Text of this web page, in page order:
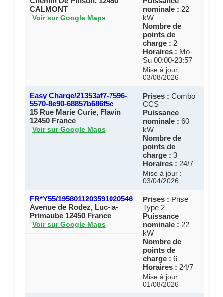
CALMONT
Voir sur Google Maps
nominale : 22
kW
Nombre de
points de
charge : 2
Horaires : Mo-
Su 00:00-23:57
Mise à jour :
03/08/2026
Easy Charge/21353af7-7596-
5570-8e90-68857b686f5c
15 Rue Marie Curie, Flavin
12450 France
Voir sur Google Maps
Prises : Combo
CCS
Puissance
nominale : 60
kW
Nombre de
points de
charge : 3
Horaires : 24/7
Mise à jour :
03/04/2026
FR*Y55/1958011203591020546
Avenue de Rodez, Luc-la-
Primaube 12450 France
Voir sur Google Maps
Prises : Prise
Type 2
Puissance
nominale : 22
kW
Nombre de
points de
charge : 6
Horaires : 24/7
Mise à jour :
01/08/2026